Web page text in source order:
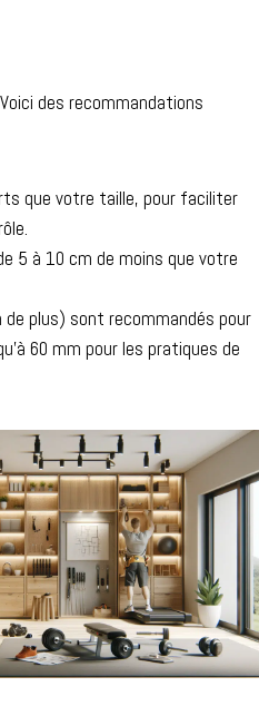
des recommandations
que votre taille, pour faciliter
5 à 10 cm de moins que votre
plus) sont recommandés pour
60 mm pour les pratiques de